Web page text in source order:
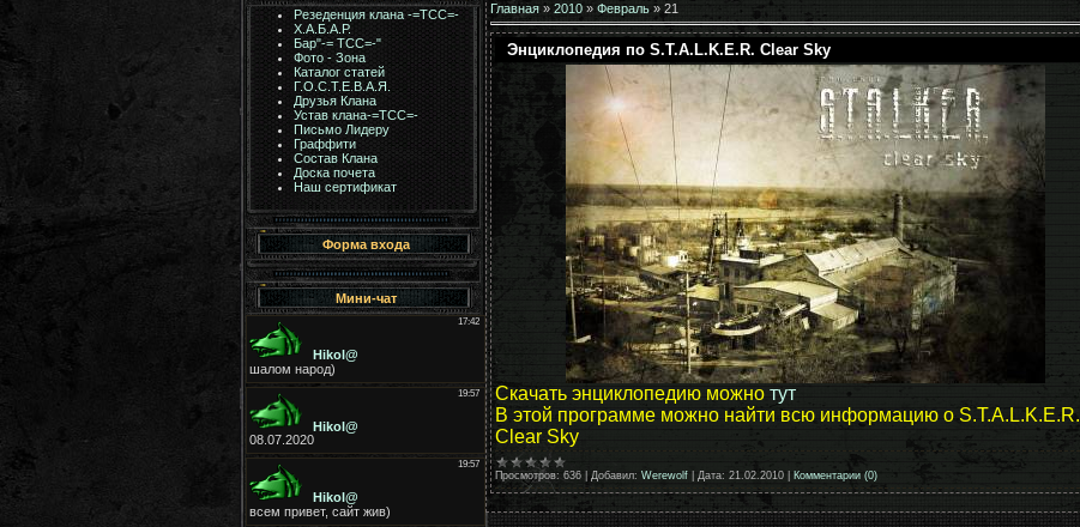
Резеденция клана -=ТСС=-
Х.А.Б.А.Р.
Бар"-= TCC=-"
Фото - Зона
Каталог статей
Г.О.С.Т.Е.В.А.Я.
Друзья Клана
Устав клана-=ТСС=-
Письмо Лидеру
Граффити
Состав Клана
Доска почета
Наш сертификат
Форма входа
Мини-чат
Главная » 2010 » Февраль » 21
Энциклопедия по S.T.A.L.K.E.R. Clear Sky
Скачать энциклопедию можно тут
В этой программе можно найти всю информацию о S.T.A.L.K.E.R.
Clear Sky
Просмотров: 636 Добавил: Werewolf Дата: 21.02.2010 Комментарии (0)